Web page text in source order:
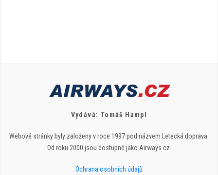
Vydává: Tomáš Hampl
Webové stránky byly založeny v roce 1997 pod názvem Letecká doprava.
Od roku 2000 jsou dostupné jako Airways.cz.
Ochrana osobních údajů